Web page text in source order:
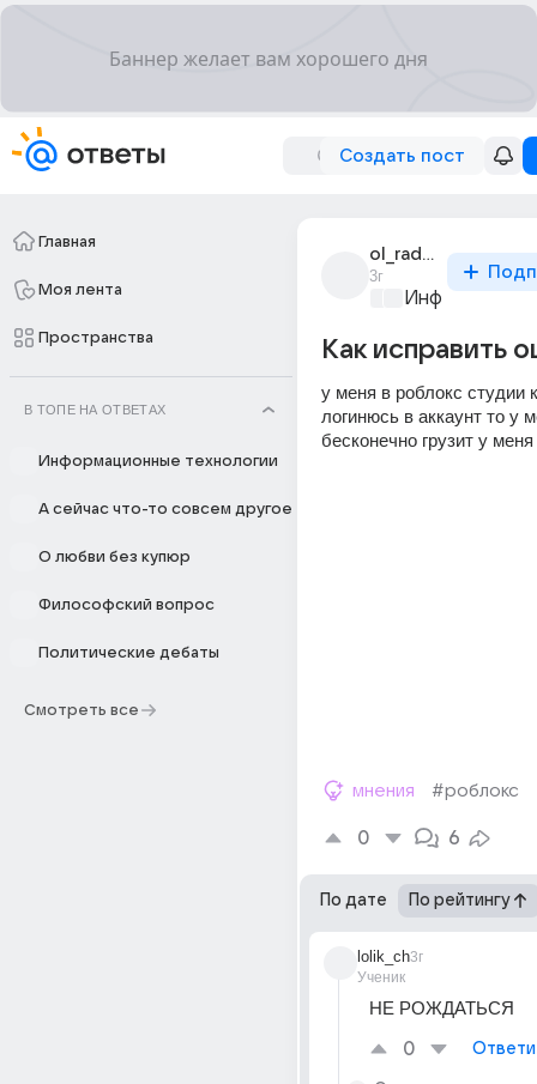
Создать пост
Главная
Моя лента
Пространства
В ТОПЕ НА ОТВЕТАХ
Информационные технологии
А сейчас что-то совсем другое
О любви без купюр
Философский вопрос
Политические дебаты
Смотреть все
ol_radchenko
3г
Как исправить
у меня в роблокс студии
логинюсь в аккаунт то у
бесконечно грузит у
мнения #роблокс
0 6
По дате По рейтингу
lolik_ch
Ученик
3г
НЕ РОЖДАТЬСЯ
0